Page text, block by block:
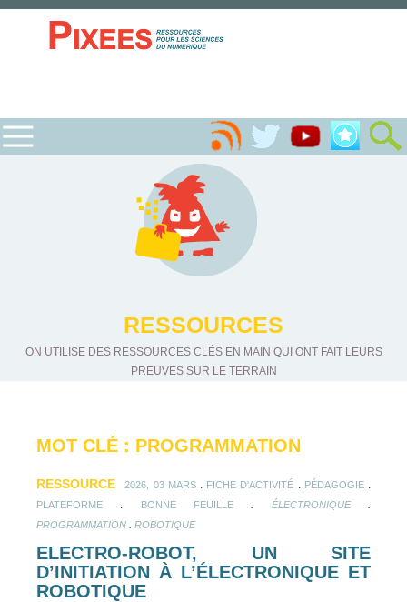
RESSOURCES
ON UTILISE DES RESSOURCES CLÉS EN MAIN QUI ONT FAIT LEURS
PREUVES SUR LE TERRAIN
MOT CLÉ : PROGRAMMATION
RESSOURCE 2026, 03 MARS. FICHE D'ACTIVITÉ PÉDAGOGIE.
PLATEFORME BONNE FEUILLE ÉLECTRONIQUE.
PROGRAMMATION ROBOTIQUE
ELECTRO-ROBOT, UN SITE
D’INITIATION À L’ÉLECTRONIQUE ET
ROBOTIQUE